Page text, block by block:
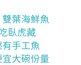
雙葉海鮮魚
臥虎藏
手工魚
大碗份量